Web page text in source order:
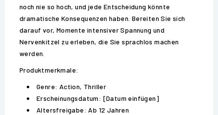
noch nie so hoch, und jede Entscheidung könnte
dramatische Konsequenzen haben. Bereiten Sie sich
darauf vor, Momente intensiver Spannung und
Nervenkitzel zu erleben, die Sie sprachlos machen
werden.
Produktmerkmale:
Genre: Action, Thriller
Erscheinungsdatum: [Datum einfügen]
Altersfreigabe: Ab 12 Jahren